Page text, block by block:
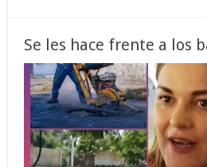
Se les hace frente a los